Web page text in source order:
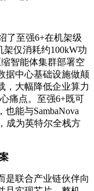
了至强6+在机架级
仅消耗约100kW功
智能体集群部署空
据中心基础设施做颠
，大幅降低企业算力
痛点。至强6+既可
能与SambaNova
成为英特尔全栈方
是联合产业链伙伴向